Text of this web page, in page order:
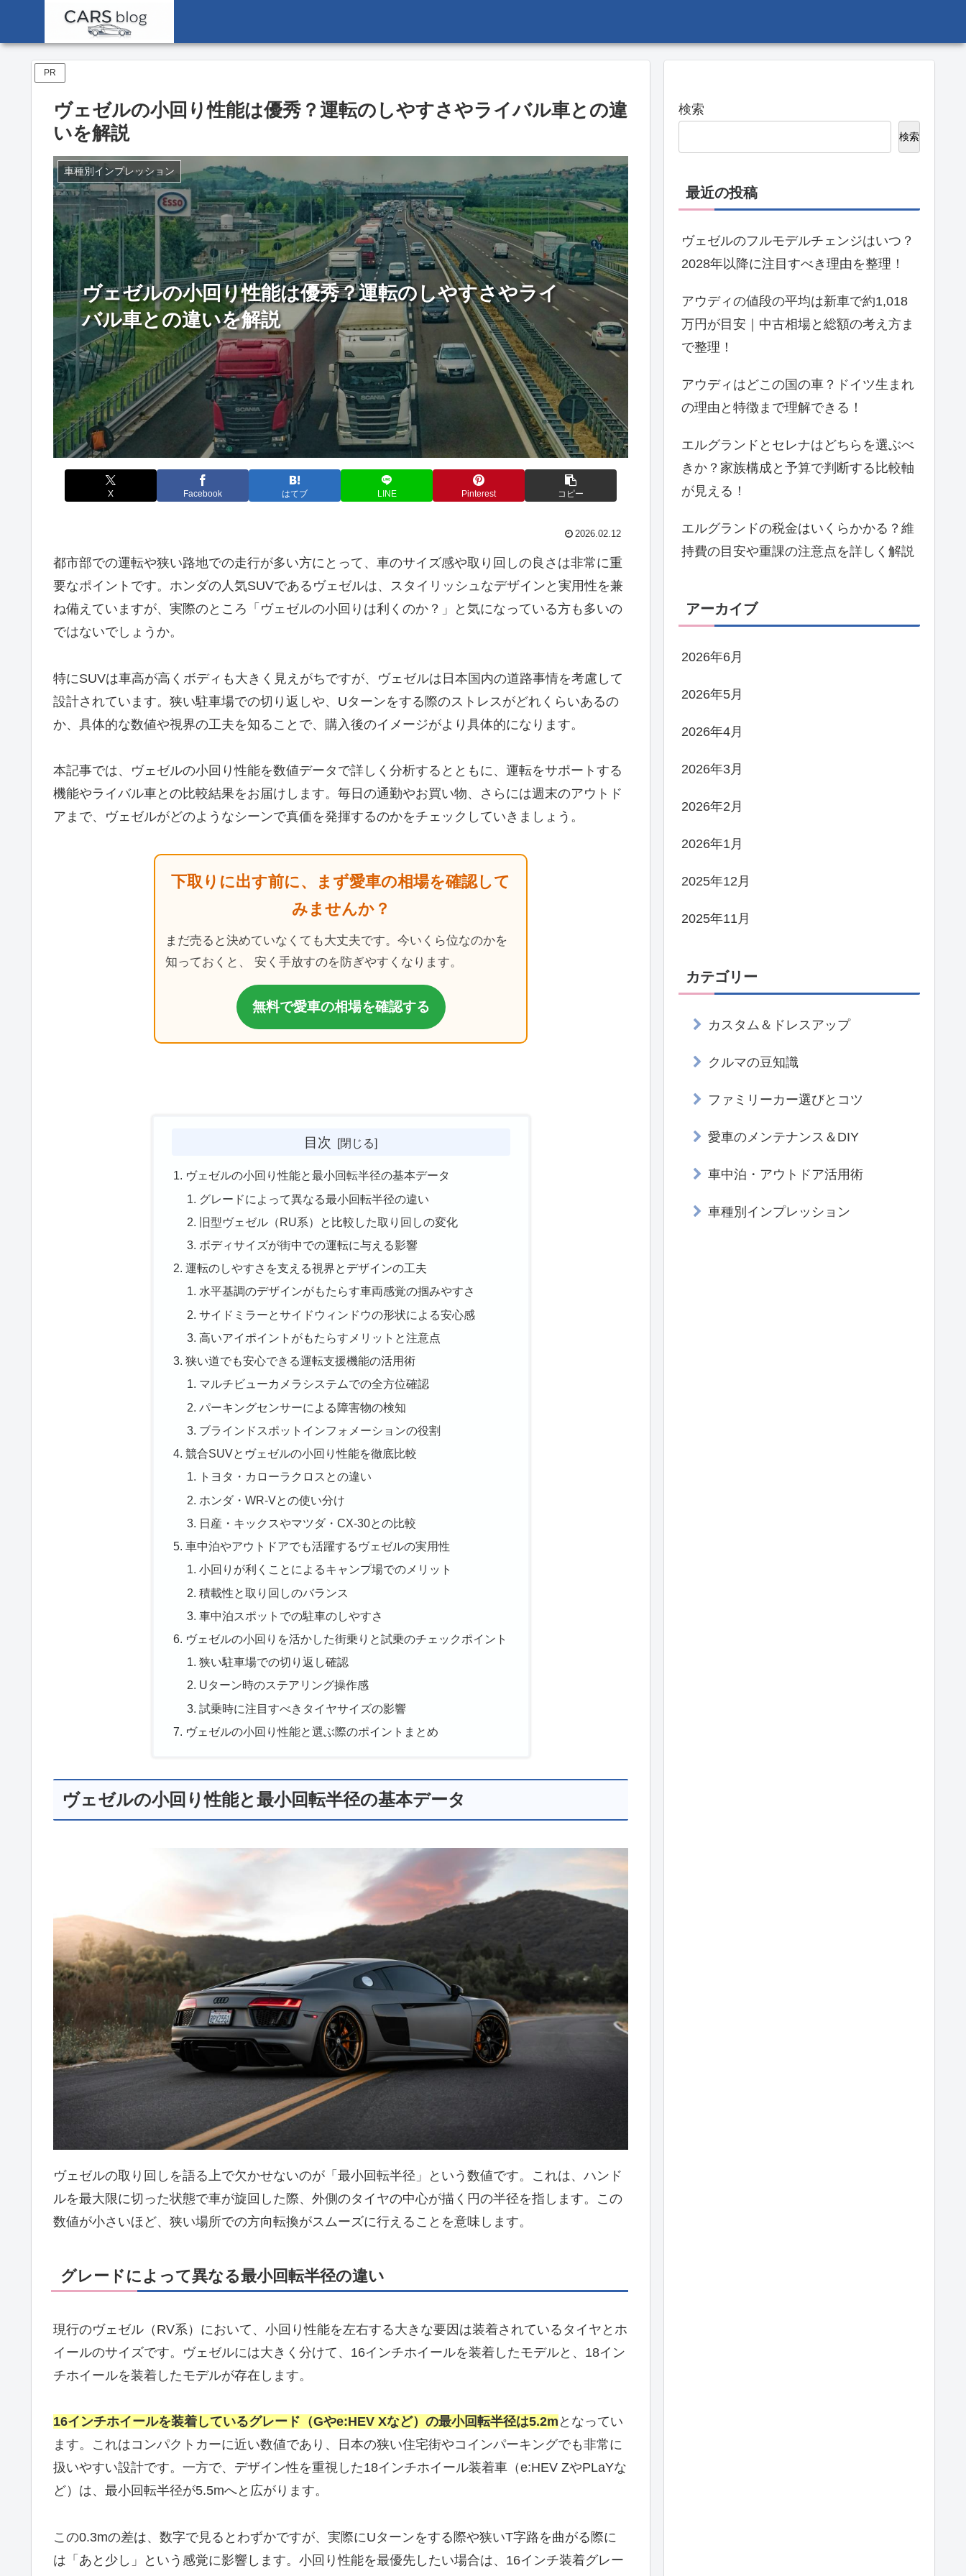
PR
ヴェゼルの小回り性能は優秀？運転のしやすさやライバル車との違
いを解説
ヴェゼルの小回り性能は優秀？運転のしやすさやライ
バル車との違いを解説
車種別インプレッション
X Facebook はてブ LINE Pinterest コピー
2026.02.12
都市部での運転や狭い路地での走行が多い方にとって、車のサイズ感や取り回しの良さは非常に重
要なポイントです。ホンダの人気SUVであるヴェゼルは、スタイリッシュなデザインと実用性を兼
ね備えていますが、実際のところ「ヴェゼルの小回りは利くのか？」と気になっている方も多いの
ではないでしょうか。
特にSUVは車高が高くボディも大きく見えがちですが、ヴェゼルは日本国内の道路事情を考慮して
設計されています。狭い駐車場での切り返しや、Uターンをする際のストレスがどれくらいあるの
か、具体的な数値や視界の工夫を知ることで、購入後のイメージがより具体的になります。
本記事では、ヴェゼルの小回り性能を数値データで詳しく分析するとともに、運転をサポートする
機能やライバル車との比較結果をお届けします。毎日の通勤やお買い物、さらには週末のアウトド
アまで、ヴェゼルがどのようなシーンで真価を発揮するのかをチェックしていきましょう。
下取りに出す前に、まず愛車の相場を確認して
みませんか？
まだ売ると決めていなくても大丈夫です。今いくら位なのかを
知っておくと、 安く手放すのを防ぎやすくなります。
無料で愛車の相場を確認する
目次
ヴェゼルの小回り性能と最小回転半径の基本データ
グレードによって異なる最小回転半径の違い
旧型ヴェゼル（RU系）と比較した取り回しの変化
ボディサイズが街中での運転に与える影響
運転のしやすさを支える視界とデザインの工夫
水平基調のデザインがもたらす車両感覚の掴みやすさ
サイドミラーとサイドウィンドウの形状による安心感
高いアイポイントがもたらすメリットと注意点
狭い道でも安心できる運転支援機能の活用術
マルチビューカメラシステムでの全方位確認
パーキングセンサーによる障害物の検知
ブラインドスポットインフォメーションの役割
競合SUVとヴェゼルの小回り性能を徹底比較
トヨタ・カローラクロスとの違い
ホンダ・WR-Vとの使い分け
日産・キックスやマツダ・CX-30との比較
車中泊やアウトドアでも活躍するヴェゼルの実用性
小回りが利くことによるキャンプ場でのメリット
積載性と取り回しのバランス
車中泊スポットでの駐車のしやすさ
ヴェゼルの小回りを活かした街乗りと試乗のチェックポイント
狭い駐車場での切り返し確認
Uターン時のステアリング操作感
試乗時に注目すべきタイヤサイズの影響
ヴェゼルの小回り性能と選ぶ際のポイントまとめ
ヴェゼルの小回り性能と最小回転半径の基本データ
ヴェゼルの取り回しを語る上で欠かせないのが「最小回転半径」という数値です。これは、ハンド
ルを最大限に切った状態で車が旋回した際、外側のタイヤの中心が描く円の半径を指します。この
数値が小さいほど、狭い場所での方向転換がスムーズに行えることを意味します。
グレードによって異なる最小回転半径の違い
現行のヴェゼル（RV系）において、小回り性能を左右する大きな要因は装着されているタイヤとホ
イールのサイズです。ヴェゼルには大きく分けて、16インチホイールを装着したモデルと、18イン
チホイールを装着したモデルが存在します。
16インチホイールを装着しているグレード（Gやe:HEV Xなど）の最小回転半径は5.2m となってい
ます。これはコンパクトカーに近い数値であり、日本の狭い住宅街やコインパーキングでも非常に
扱いやすい設計です。一方で、デザイン性を重視した18インチホイール装着車（e:HEV ZやPLaYな
ど）は、最小回転半径が5.5mへと広がります。
この0.3mの差は、数字で見るとわずかですが、実際にUターンをする際や狭いT字路を曲がる際に
は「あと少し」という感覚に影響します。小回り性能を最優先したい場合は、16インチ装着グレー
検索
検索
最近の投稿
ヴェゼルのフルモデルチェンジはいつ？
2028年以降に注目すべき理由を整理！
アウディの値段の平均は新車で約1,018
万円が目安｜中古相場と総額の考え方ま
で整理！
アウディはどこの国の車？ドイツ生まれ
の理由と特徴まで理解できる！
エルグランドとセレナはどちらを選ぶべ
きか？家族構成と予算で判断する比較軸
が見える！
エルグランドの税金はいくらかかる？維
持費の目安や重課の注意点を詳しく解説
アーカイブ
2026年6月
2026年5月
2026年4月
2026年3月
2026年2月
2026年1月
2025年12月
2025年11月
カテゴリー
カスタム＆ドレスアップ
クルマの豆知識
ファミリーカー選びとコツ
愛車のメンテナンス＆DIY
車中泊・アウトドア活用術
車種別インプレッション